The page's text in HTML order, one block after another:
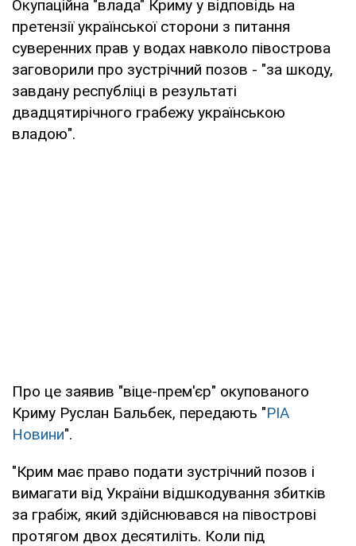
Окупаційна "влада" Криму у відповідь на
претензії української сторони з питання
суверенних прав у водах навколо півострова
заговорили про зустрічний позов - "за шкоду,
завдану республіці в результаті
двадцятирічного грабежу українською
владою".
Про це заявив "віце-прем'єр" окупованого
Криму Руслан Бальбек, передають "РІА
Новини".
"Крим має право подати зустрічний позов і
вимагати від України відшкодування збитків
за грабіж, який здійснювався на півострові
протягом двох десятиліть. Коли під